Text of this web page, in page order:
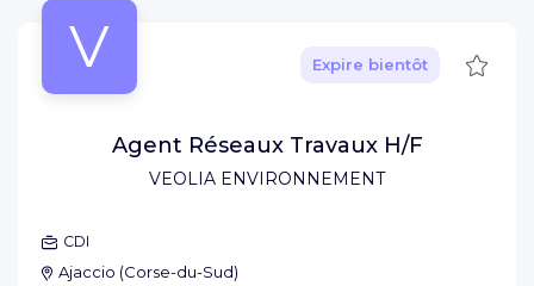
V
VEOLIA ENVIRONNEMENT
Expire bientôt
Agent Réseaux Travaux H/F
CDI
Ajaccio (Corse-du-Sud)